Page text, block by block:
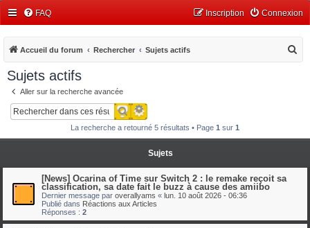
FAQ Connexion
Inscription
Accueil du forum Rechercher Sujets actifs
Sujets actifs
Aller sur la recherche avancée
Rechercher
Recherche avancée
La recherche a retourné 5 résultats • Page 1 sur 1
Sujets
[News] Ocarina of Time sur Switch 2 : le remake reçoit sa
classification, sa date fait le buzz à cause des amiibo
Dernier message par overallyams « lun. 10 août 2026 - 06:36
Publié dans Réactions aux Articles
Réponses : 2